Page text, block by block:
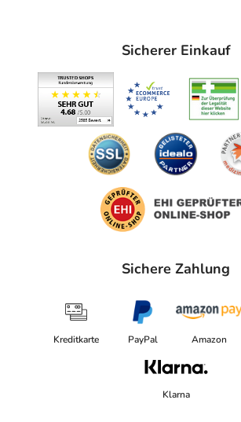
Sicherer Einkauf
Sichere Zahlung
Kreditkarte PayPal Amazon
Klarna